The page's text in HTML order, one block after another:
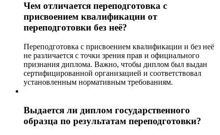
Чем отличается переподготовка с
присвоением квалификации от
переподготовки без неё?
Переподготовка с присвоением квалификации и без неё
не различается с точки зрения прав и официального
признания диплома. Важно, чтобы диплом был выдан
сертифицированной организацией и соответствовал
установленным нормативным требованиям.
Выдается ли диплом государственного
образца по результатам переподготовки?